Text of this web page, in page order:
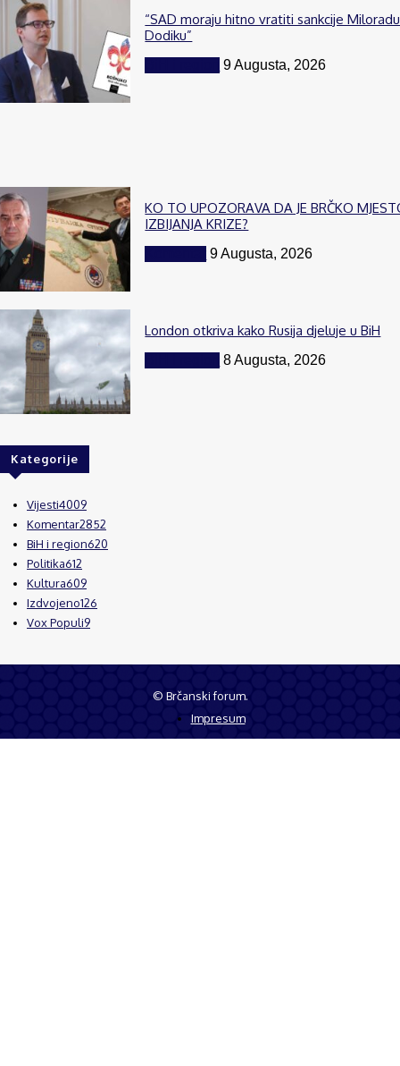
“SAD moraju hitno vratiti sankcije Miloradu
Dodiku”
9 Augusta, 2026
KO TO UPOZORAVA DA JE BRČKO
IZBIJANJA KRIZE?
9 Augusta, 2026
London otkriva kako Rusija djeluje u BiH
8 Augusta, 2026
Kategorije
Vijesti4009
Komentar2852
BiH i region620
Politika612
Kultura609
Izdvojeno126
Vox Populi9
© Brčanski forum.
Impresum